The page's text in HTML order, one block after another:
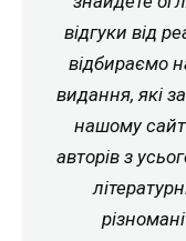
відгуки від
відбираємо
видання, які
нашому
авторів з